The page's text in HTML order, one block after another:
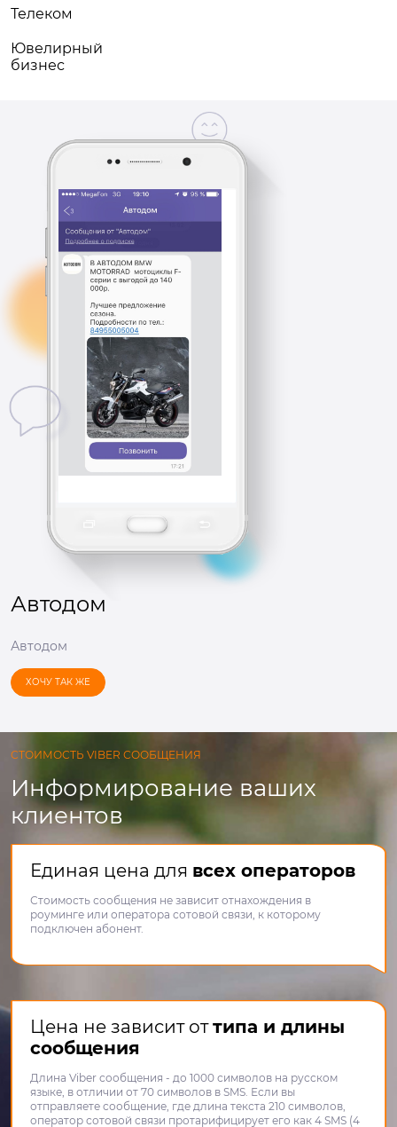
Телеком
Ювелирный
бизнес
Автодом
Автодом
ХОЧУ ТАК ЖЕ
СТОИМОСТЬ VIBER СООБЩЕНИЯ
Информирование ваших
клиентов
Единая цена для всех операторов
Стоимость сообщения не зависит отнахождения в
роуминге или оператора сотовой связи, к которому
подключен абонент.
Цена не зависит оттипа и длины
сообщения
Длина Viber сообщения - до 1000 символов на русском
языке, в отличии от 70 символов в SMS. Если вы
отправляете сообщение, где длина текста 210 символов,
оператор сотовой связи протарифицирует его как 4 SMS (4